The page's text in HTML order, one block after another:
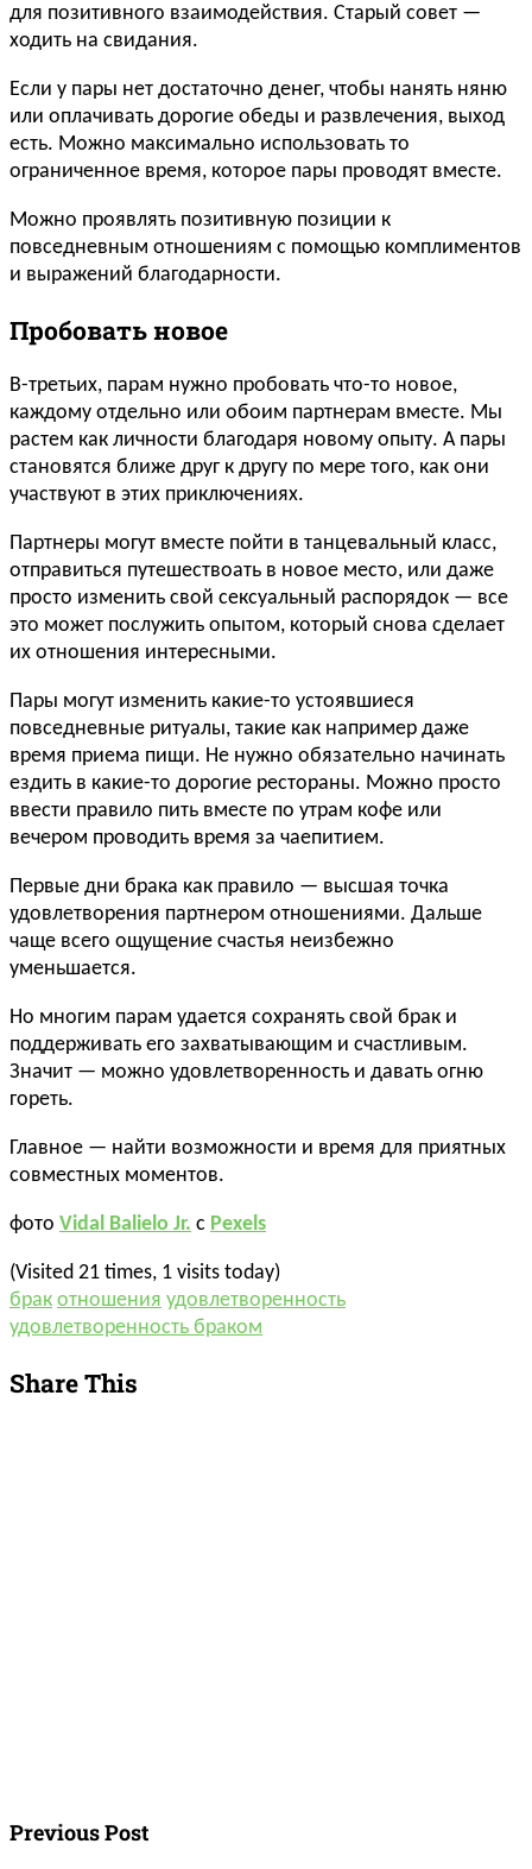
для позитивного взаимодействия. Старый совет —
ходить на свидания.
Если у пары нет достаточно денег, чтобы нанять няню
или оплачивать дорогие обеды и развлечения, выход
есть. Можно максимально использовать то
ограниченное время, которое пары проводят вместе.
Можно проявлять позитивную позиции к
повседневным отношениям с помощью комплиментов
и выражений благодарности.
Пробовать новое
В-третьих, парам нужно пробовать что-то новое,
каждому отдельно или обоим партнерам вместе. Мы
растем как личности благодаря новому опыту. А пары
становятся ближе друг к другу по мере того, как они
участвуют в этих приключениях.
Партнеры могут вместе пойти в танцевальный класс,
отправиться путешествоать в новое место, или даже
просто изменить свой сексуальный распорядок — все
это может послужить опытом, который снова сделает
их отношения интересными.
Пары могут изменить какие-то устоявшиеся
повседневные ритуалы, такие как например даже
время приема пищи. Не нужно обязательно начинать
ездить в какие-то дорогие рестораны. Можно просто
ввести правило пить вместе по утрам кофе или
вечером проводить время за чаепитием.
Первые дни брака как правило — высшая точка
удовлетворения партнером отношениями. Дальше
чаще всего ощущение счастья неизбежно
уменьшается.
Но многим парам удается сохранять свой брак и
поддерживать его захватывающим и счастливым.
Значит — можно удовлетворенность и давать огню
гореть.
Главное — найти возможности и время для приятных
совместных моментов.
фото Vidal Balielo Jr. с Pexels
(Visited 21 times, 1 visits today)
брак отношения удовлетворенность
удовлетворенность браком
Share This
Previous Post